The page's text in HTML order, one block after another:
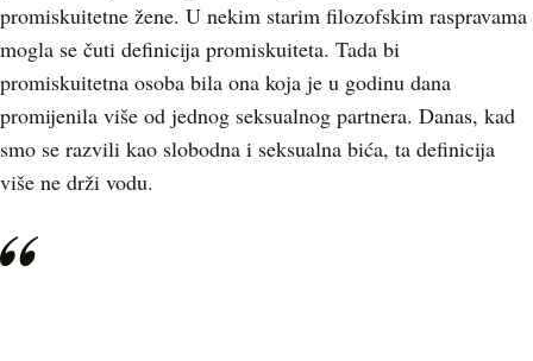
promiskuitetne žene. U nekim starim filozofskim raspravama
mogla se čuti definicija promiskuiteta. Tada bi
promiskuitetna osoba bila ona koja je u godinu dana
promijenila više od jednog seksualnog partnera. Danas, kad
smo se razvili kao slobodna i seksualna bića, ta definicija
više ne drži vodu.